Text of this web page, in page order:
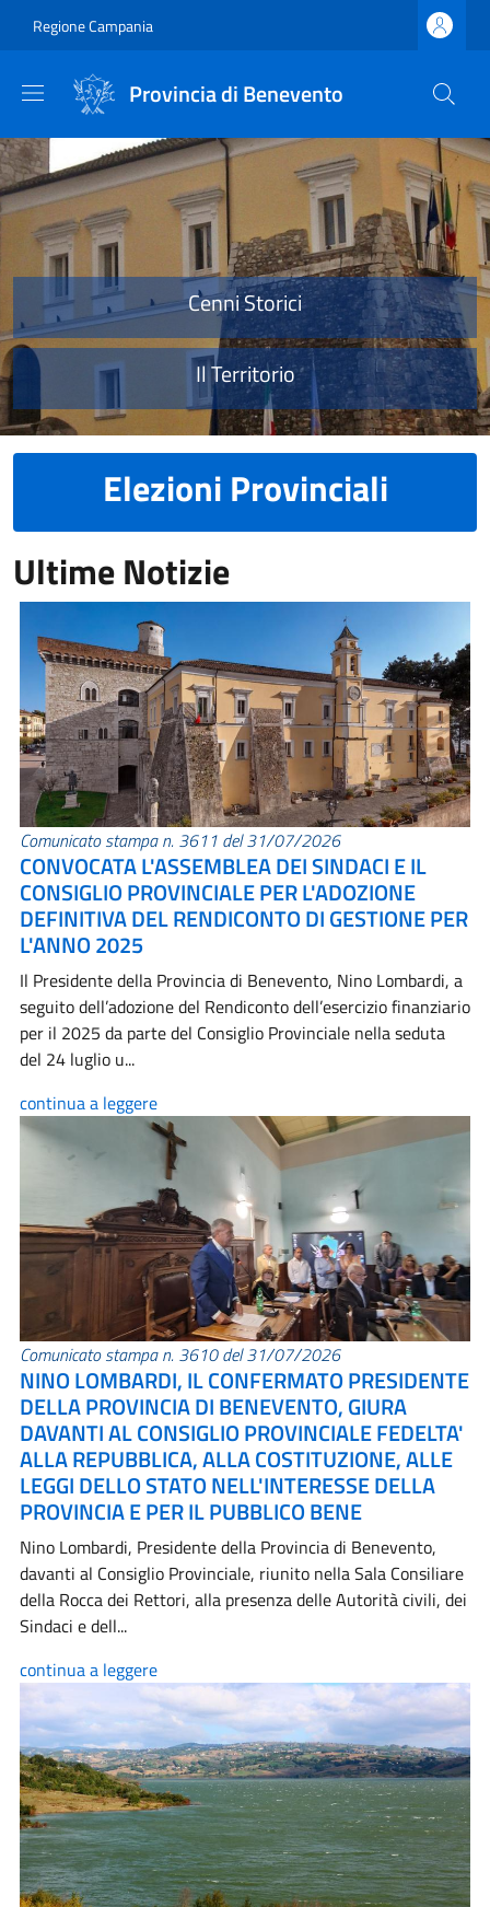
Regione Campania
Provincia di Benevento
Provincia di Benevento
Cenni Storici
Il Territorio
Elezioni Provinciali
Ultime Notizie
Comunicato stampa n. 3611 del 31/07/2026
CONVOCATA L'ASSEMBLEA DEI SINDACI E IL
CONSIGLIO PROVINCIALE PER L'ADOZIONE
DEFINITIVA DEL RENDICONTO DI GESTIONE PER
L'ANNO 2025
Il Presidente della Provincia di Benevento, Nino Lombardi, a
seguito dell’adozione del Rendiconto dell’esercizio finanziario
per il 2025 da parte del Consiglio Provinciale nella seduta
del 24 luglio u...
continua a leggere
Comunicato stampa n. 3610 del 31/07/2026
NINO LOMBARDI, IL CONFERMATO PRESIDENTE
DELLA PROVINCIA DI BENEVENTO, GIURA
DAVANTI AL CONSIGLIO PROVINCIALE FEDELTA'
ALLA REPUBBLICA, ALLA COSTITUZIONE, ALLE
LEGGI DELLO STATO NELL'INTERESSE DELLA
PROVINCIA E PER IL PUBBLICO BENE
Nino Lombardi, Presidente della Provincia di Benevento,
davanti al Consiglio Provinciale, riunito nella Sala Consiliare
della Rocca dei Rettori, alla presenza delle Autorità civili, dei
Sindaci e dell...
continua a leggere